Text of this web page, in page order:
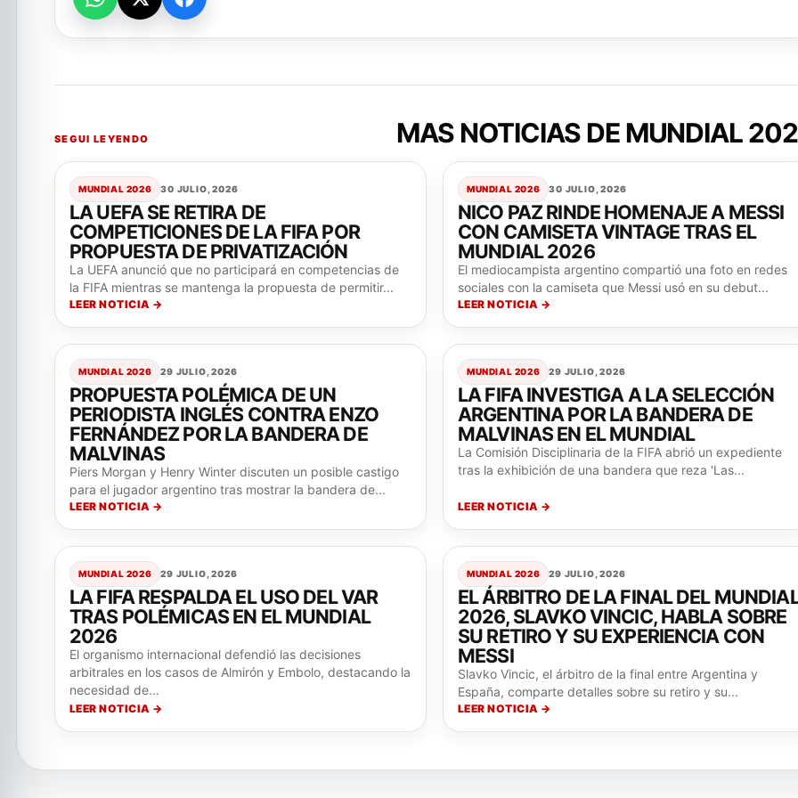
SEGUI LEYENDO MAS NOTICIAS DE MUNDIAL
MUNDIAL 2026 30 JULIO, 2026
LA UEFA SE RETIRA DE
COMPETICIONES DE LA FIFA POR
PROPUESTA DE PRIVATIZACIÓN
La UEFA anunció que no participará en competencias de
la FIFA mientras se mantenga la propuesta de permitir...
LEER NOTICIA →
MUNDIAL 2026 30 JULIO, 2026
NICO PAZ RINDE HOMENAJE A MESSI
CON CAMISETA VINTAGE TRAS EL
MUNDIAL 2026
El mediocampista argentino compartió una foto en redes
sociales con la camiseta que Messi usó en su debut...
LEER NOTICIA →
MUNDIAL 2026 29 JULIO, 2026
PROPUESTA POLÉMICA DE UN
PERIODISTA INGLÉS CONTRA ENZO
FERNÁNDEZ POR LA BANDERA DE
MALVINAS
Piers Morgan y Henry Winter discuten un posible castigo
para el jugador argentino tras mostrar la bandera de...
LEER NOTICIA →
MUNDIAL 2026 29 JULIO, 2026
LA FIFA INVESTIGA A LA SELECCIÓN
ARGENTINA POR LA BANDERA DE
MALVINAS EN EL MUNDIAL
La Comisión Disciplinaria de la FIFA abrió un expediente
tras la exhibición de una bandera que reza 'Las...
LEER NOTICIA →
MUNDIAL 2026 29 JULIO, 2026
LA FIFA RESPALDA EL USO DEL VAR
TRAS POLÉMICAS EN EL MUNDIAL
2026
El organismo internacional defendió las decisiones
arbitrales en los casos de Almirón y Embolo, destacando la
necesidad de...
LEER NOTICIA →
MUNDIAL 2026 29 JULIO, 2026
EL ÁRBITRO DE LA FINAL DEL
2026, SLAVKO VINCIC, HABLA SOBRE
SU RETIRO Y SU EXPERIENCIA CON
MESSI
Slavko Vincic, el árbitro de la final entre Argentina y
España, comparte detalles sobre su retiro y su...
LEER NOTICIA →